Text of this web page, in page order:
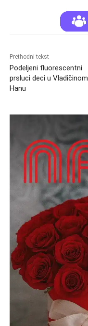
Prethodni tekst
Podeljeni fluorescentni
prsluci deci u Vladičinom
Hanu